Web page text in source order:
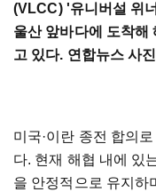
(VLCC) '유니버설 위
울산 앞바다에 도착해
고 있다. 연합뉴스 사진
미국·이란 종전 합의
다. 현재 해협 내에 있
을 안정적으로 유지하